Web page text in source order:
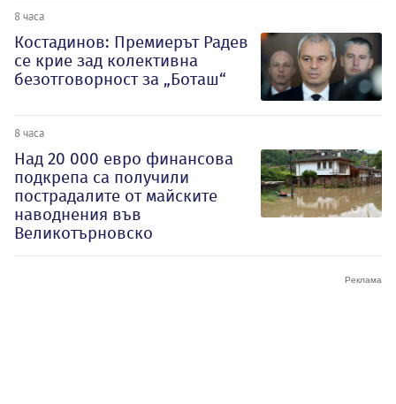
8 часа
Костадинов: Премиерът Радев
се крие зад колективна
безотговорност за „Боташ“
8 часа
Над 20 000 евро финансова
подкрепа са получили
пострадалите от майските
наводнения във
Великотърновско